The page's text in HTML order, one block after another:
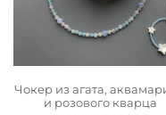
Чокер из агата,
и розового кварца